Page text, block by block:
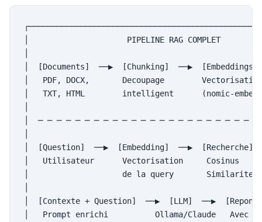
│                     PIPELINE RAG COMPLET
│  [Documents]  ──▶  [Chunking]  ──▶
│   PDF, DOCX,       Decoupage
│   TXT, HTML        intelligent      (nomic-
│  ─ ─ ─ ─ ─ ─ ─ ─ ─ ─ ─ ─ ─ ─ ─ ─ ─ ─ ─ ─ ─ ─ ─
│  [Question]  ──▶  [Embedding]  ──▶  [Recherche]
│   Utilisateur      Vectorisation     Cosinus
│                    de la query
│  [Contexte + Question]  ──▶  [LLM]  ──▶
│   Prompt enrichi          Ollama/Claude   Avec